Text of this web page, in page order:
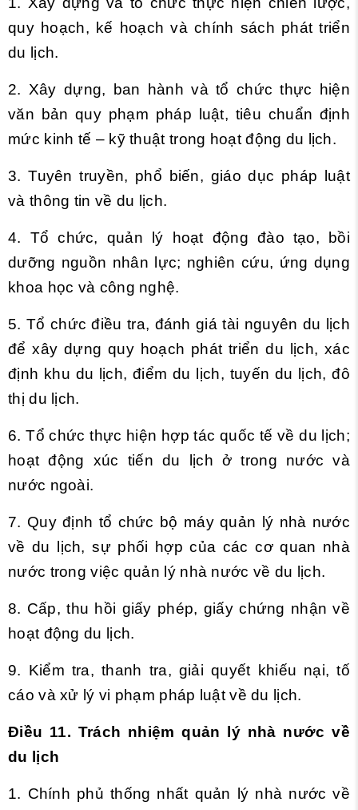
quy hoạch, kế hoạch và chính sách phát triển
du lịch.
2. Xây dựng, ban hành và tổ chức thực hiện
văn bản quy phạm pháp luật, tiêu chuẩn định
mức kinh tế – kỹ thuật trong hoạt động du lịch.
3. Tuyên truyền, phổ biến, giáo dục pháp luật
và thông tin về du lịch.
4. Tổ chức, quản lý hoạt động đào tạo, bồi
dưỡng nguồn nhân lực; nghiên cứu, ứng dụng
khoa học và công nghệ.
5. Tổ chức điều tra, đánh giá tài nguyên du lịch
để xây dựng quy hoạch phát triển du lịch, xác
định khu du lịch, điểm du lịch, tuyến du lịch, đô
thị du lịch.
6. Tổ chức thực hiện hợp tác quốc tế về du lịch;
hoạt động xúc tiến du lịch ở trong nước và
nước ngoài.
7. Quy định tổ chức bộ máy quản lý nhà nước
về du lịch, sự phối hợp của các cơ quan nhà
nước trong việc quản lý nhà nước về du lịch.
8. Cấp, thu hồi giấy phép, giấy chứng nhận về
hoạt động du lịch.
9. Kiểm tra, thanh tra, giải quyết khiếu nại, tố
cáo và xử lý vi phạm pháp luật về du lịch.
Điều 11. Trách nhiệm quản lý nhà nước về
du lịch
1. Chính phủ thống nhất quản lý nhà nước về